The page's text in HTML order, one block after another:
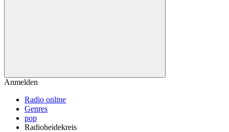
Anmelden
Radio online
Genres
pop
Radioheidekreis